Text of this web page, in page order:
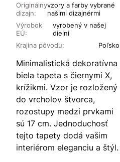
Originálny
dizajn:
vzory a farby vybrané
našimi dizajnérmi
Výrobok
EÚ:
vyrobený v našej
dielni
Krajina pôvodu: Poľsko
Minimalistická dekoratívna
biela tapeta s čiernymi X,
krížikmi. Vzor je rozložený
do vrcholov štvorca,
rozostupy medzi prvkami
sú 17 cm. Jednoduchosť
tejto tapety dodá vašim
interiérom eleganciu a štýl.